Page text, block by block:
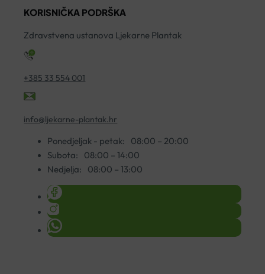
A30
KORISNIČKA PODRŠKA
Zdravstvena ustanova Ljekarne Plantak
+385 33 554 001
info@ljekarne-plantak.hr
Ponedjeljak - petak:
08:00 – 20:00
Subota:
08:00 – 14:00
Nedjelja:
08:00 – 13:00